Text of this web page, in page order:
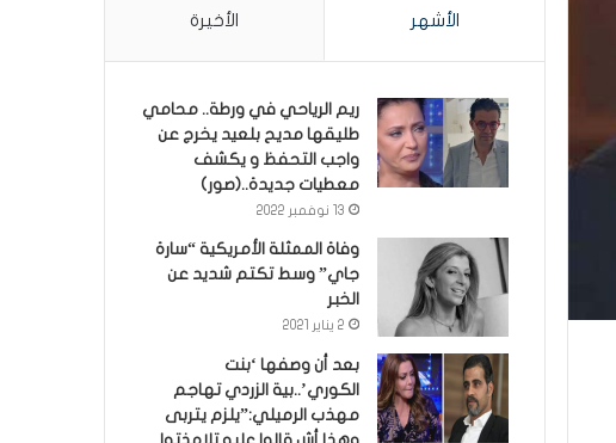
الأشهر الأخيرة
ريم الرياحي في ورطة.. محامي
طليقها مديح بلعيد يخرج عن
واجب التحفظ و يكشف
معطيات جديدة..(صور)
13 نوفمبر 2022
وفاة الممثلة الأمريكية “سارة
جاي” وسط تكتم شديد عن
الخبر
2 يناير 2021
بعد أن وصفها ‘بنت
الكوري’..بية الزردي تهاجم
مهذب الرميلي:”يلزم يتربى